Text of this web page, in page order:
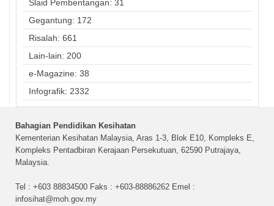
Slaid Pembentangan: 31
Gegantung: 172
Risalah: 661
Lain-lain: 200
e-Magazine: 38
Infografik: 2332
Bahagian Pendidikan Kesihatan
Kementerian Kesihatan Malaysia, Aras 1-3, Blok E10, Kompleks E,
Kompleks Pentadbiran Kerajaan Persekutuan, 62590 Putrajaya,
Malaysia.
Tel : +603 88834500 Faks : +603-88886262 Emel :
infosihat@moh.gov.my